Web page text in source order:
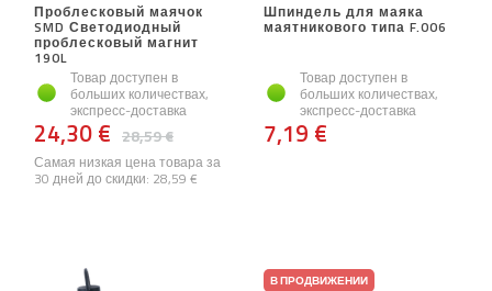
Проблесковый маячок
SMD Светодиодный
проблесковый магнит
190L
Товар доступен в
больших количествах,
экспресс-доставка
28,59 €
24,30 €
Самая низкая цена товара за
30 дней до скидки: 28,59 €
Шпиндель для маяка
маятникового типа F.006
Товар доступен в
больших количествах,
экспресс-доставка
7,19 €
В ПРОДВИЖЕНИИ